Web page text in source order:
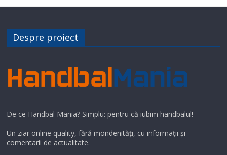
Despre proiect
De ce Handbal Mania? Simplu: pentru că iubim handbalul!
Un ziar online quality, fără mondenități, cu informații și
comentarii de actualitate.